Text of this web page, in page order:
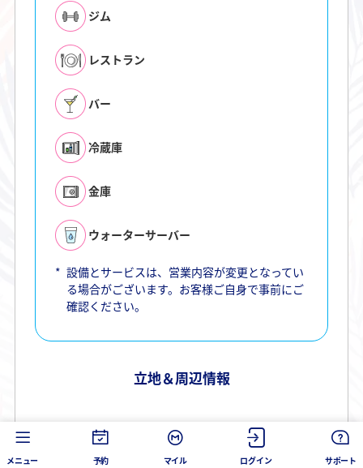
ジム
レストラン
バー
冷蔵庫
金庫
ウォーターサーバー
* 設備とサービスは、営業内容が変更となってい
る場合がございます。お客様ご自身で事前にご
確認ください。
立地＆周辺情報
メニュー 予約 マイル ログイン サポート